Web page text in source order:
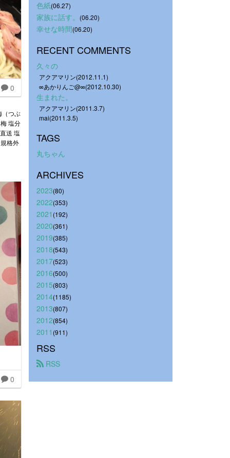
0
（つぶ
塩分
送 塩
格外
0
色紙(06.27)
家族に話す。 (06.20)
幸せな時間(06.20)
RECENT COMMENTS
久々の
アクアマリン(2012.11.1)
∞あかりんご@∞(2012.10.30)
生まれた。
アクアマリン(2011.3.7)
mai(2011.3.5)
TAGS
丸ちゃん
ARCHIVES
2023(80)
2022(353)
2021 (192)
2020(361)
2019(385)
2018(543)
2017(523)
2016(500)
2015(803)
2014(1185)
2013(807)
2012(854)
2011 (911)
RSS
RSS